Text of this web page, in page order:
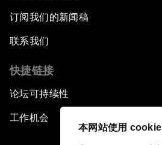
本网站使用 cookie
订阅我们的新闻稿
联系我们
快捷链接
论坛可持续性
工作机会